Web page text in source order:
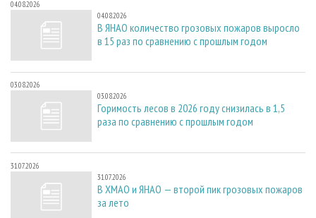
04.08.2026
04.08.2026
В ЯНАО количество грозовых пожаров выросло
в 15 раз по сравнению с прошлым годом
03.08.2026
03.08.2026
Горимость лесов в 2026 году снизилась в 1,5
раза по сравнению с прошлым годом
31.07.2026
31.07.2026
В ХМАО и ЯНАО — второй пик грозовых пожаров
за лето